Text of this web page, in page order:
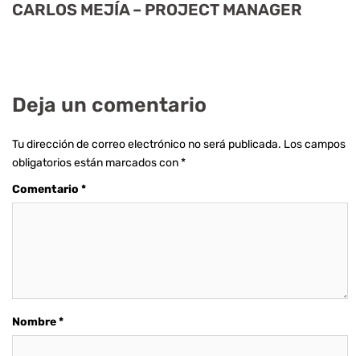
CARLOS MEJÍA – PROJECT MANAGER
Deja un comentario
Tu dirección de correo electrónico no será publicada. Los campos
obligatorios están marcados con*
Comentario *
Nombre*